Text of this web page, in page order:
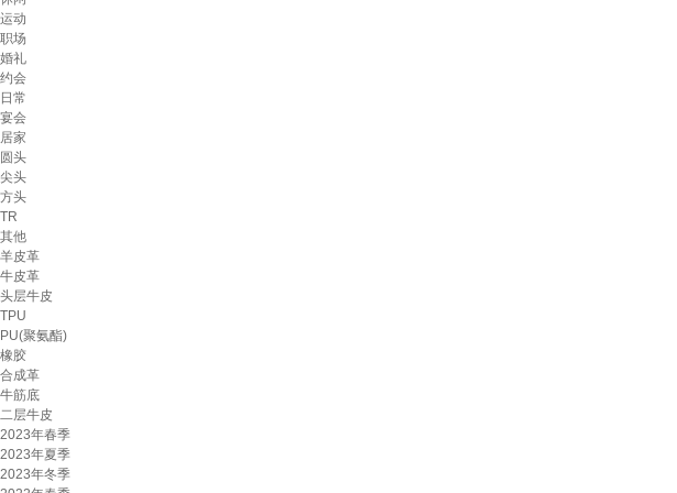
运动
职场
婚礼
约会
日常
宴会
居家
圆头
尖头
方头
TR
其他
羊皮革
牛皮革
头层牛皮
TPU
PU(聚氨酯)
橡胶
合成革
牛筋底
二层牛皮
2023年春季
2023年夏季
2023年冬季